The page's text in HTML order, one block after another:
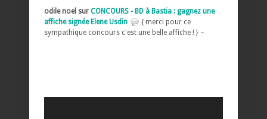
odile noel sur CONCOURS - BD à Bastia : gagnez une
affiche signée Elene Usdin
{ merci pour ce
sympathique concours c'est une belle affiche ! } –